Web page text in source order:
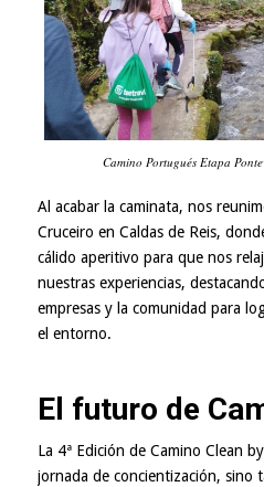
Camino Portugués Etapa
Al acabar la caminata, nos
Cruceiro en Caldas de Reis,
cálido aperitivo para que nos
nuestras experiencias,
empresas y la comunidad para
el entorno.
El futuro de
La 4ª Edición de Camino Clean
jornada de concientización, sino